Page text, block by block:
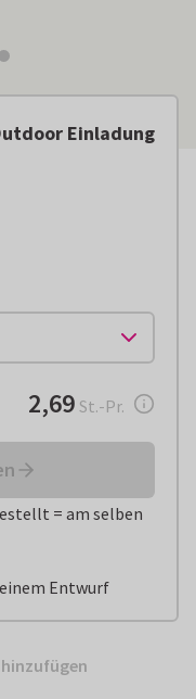
Einladung
€ 2,69pro Stück
2,69 St.-Pr.
= am selben
Entwurf